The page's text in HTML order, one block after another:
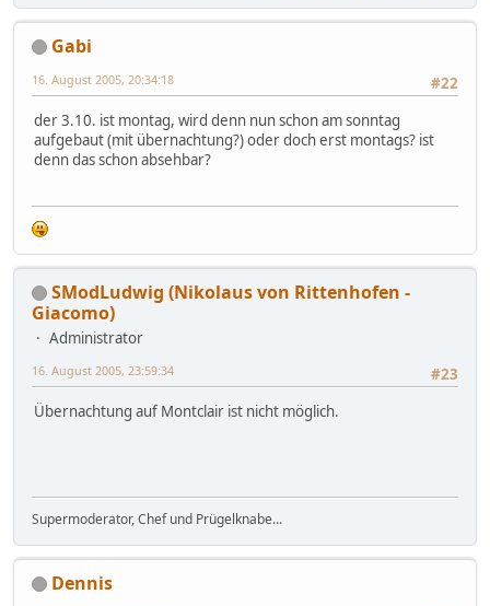
Gabi
#22
16. August 2005, 20:34:18
der 3.10. ist montag, wird denn nun schon am sonntag
aufgebaut (mit übernachtung?) oder doch erst montags? ist
denn das schon absehbar?
SModLudwig (Nikolaus von Rittenhofen -
Giacomo)
Administrator
#23
16. August 2005, 23:59:34
Übernachtung auf Montclair ist nicht möglich.
Supermoderator, Chef und Prügelknabe...
Dennis